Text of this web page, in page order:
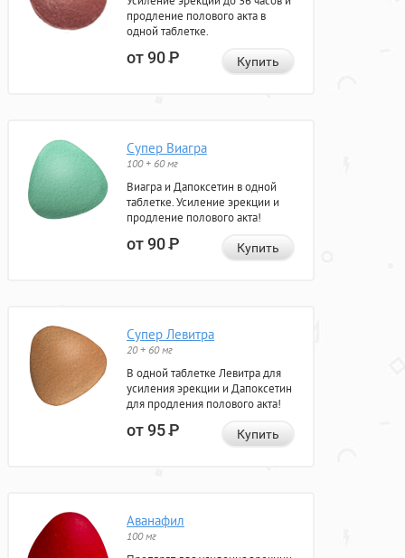
продление полового акта в
одной таблетке.
от 90Р Купить
Супер Виагра
100 + 60 мг
Виагра и Дапоксетин в одной
таблетке. Усиление эрекции и
продление полового акта!
от 90Р Купить
Супер Левитра
20 + 60 мг
В одной таблетке Левитра для
усиления эрекции и Дапоксетин
для продления полового акта!
от 95Р Купить
Аванафил
100 мг